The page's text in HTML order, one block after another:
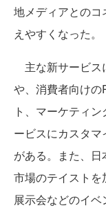
地メディアとの
えやすくなった。
主な新サービス
や、消費者向け
ト、マーケティ
ービスにカスタ
がある。また、
市場のテイストを
展示会などのイ